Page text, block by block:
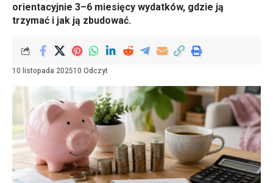
orientacyjnie 3–6 miesięcy wydatków, gdzie ją
trzymać i jak ją zbudować.
10 listopada 202510 Odczyt